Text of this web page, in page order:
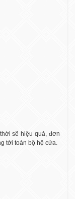
sẽ hiệu quả, đơn
tới toàn bộ hệ cửa.